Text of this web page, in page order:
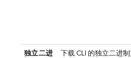
独立二进
下载 CLI 的独立二进